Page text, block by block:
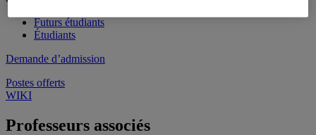
Futurs étudiants
Étudiants
Demande d’admission
Postes offerts
WIKI
Professeurs associés